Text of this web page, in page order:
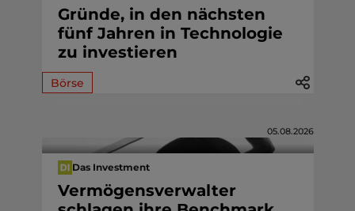
Gründe, in den nächsten
fünf Jahren in Technologie
zu investieren
Börse
05.08.2026
Das Investment
Vermögensverwalter